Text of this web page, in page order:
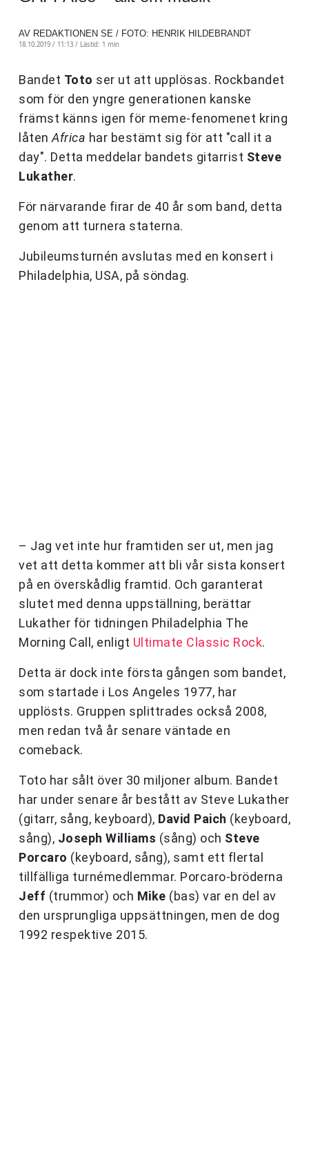
AV REDAKTIONEN SE / FOTO: HENRIK HILDEBRANDT
18.10.2019 / 11:13 / Lästid: 1 min
Bandet Toto ser ut att upplösas. Rockbandet
som för den yngre generationen kanske
främst känns igen för meme-fenomenet kring
låten Africa har bestämt sig för att "call it a
day". Detta meddelar bandets gitarrist Steve
Lukather.
För närvarande firar de 40 år som band, detta
genom att turnera staterna.
Jubileumsturnén avslutas med en konsert i
Philadelphia, USA, på söndag.
– Jag vet inte hur framtiden ser ut, men jag
vet att detta kommer att bli vår sista konsert
på en överskådlig framtid. Och garanterat
slutet med denna uppställning, berättar
Lukather för tidningen Philadelphia The
Morning Call, enligt Ultimate Classic Rock.
Detta är dock inte första gången som bandet,
som startade i Los Angeles 1977, har
upplösts. Gruppen splittrades också 2008,
men redan två år senare väntade en
comeback.
Toto har sålt över 30 miljoner album. Bandet
har under senare år bestått av Steve Lukather
(gitarr, sång, keyboard), David Paich (keyboard,
sång), Joseph Williams (sång) och Steve
Porcaro (keyboard, sång), samt ett flertal
tillfälliga turnémedlemmar. Porcaro-bröderna
Jeff (trummor) och Mike (bas) var en del av
den ursprungliga uppsättningen, men de dog
1992 respektive 2015.